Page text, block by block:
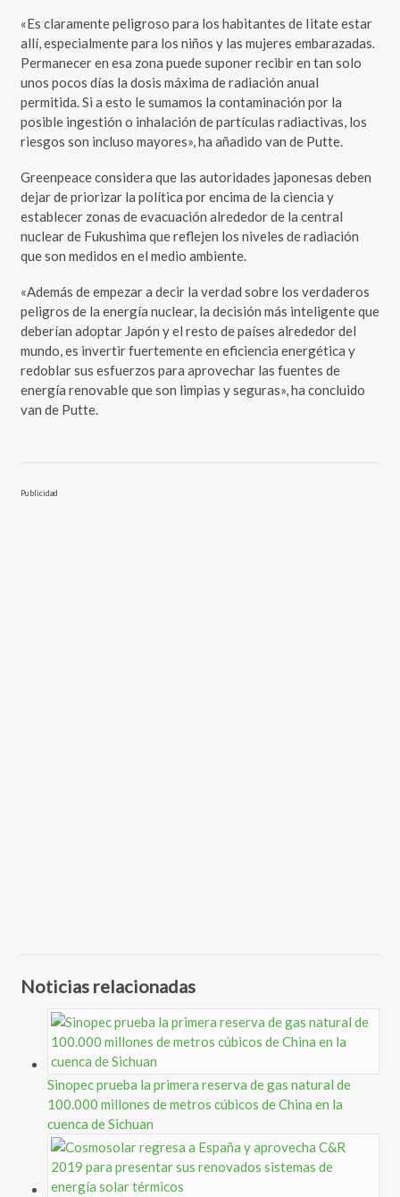
«Es claramente peligroso para los habitantes de Iitate estar
allí, especialmente para los niños y las mujeres embarazadas.
Permanecer en esa zona puede suponer recibir en tan solo
unos pocos días la dosis máxima de radiación anual
permitida. Si a esto le sumamos la contaminación por la
posible ingestión o inhalación de partículas radiactivas, los
riesgos son incluso mayores», ha añadido van de Putte.
Greenpeace considera que las autoridades japonesas deben
dejar de priorizar la política por encima de la ciencia y
establecer zonas de evacuación alrededor de la central
nuclear de Fukushima que reflejen los niveles de radiación
que son medidos en el medio ambiente.
«Además de empezar a decir la verdad sobre los verdaderos
peligros de la energía nuclear, la decisión más inteligente que
deberían adoptar Japón y el resto de países alrededor del
mundo, es invertir fuertemente en eficiencia energética y
redoblar sus esfuerzos para aprovechar las fuentes de
energía renovable que son limpias y seguras», ha concluido
van de Putte.
Publicidad
Noticias relacionadas
Sinopec prueba la primera reserva de gas natural de
100.000 millones de metros cúbicos de China en la
cuenca de Sichuan